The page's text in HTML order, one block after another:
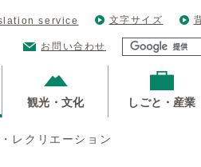
service 文字サイズ
お問い合わせ
観光・文化 しごと・産業
レクリエーション